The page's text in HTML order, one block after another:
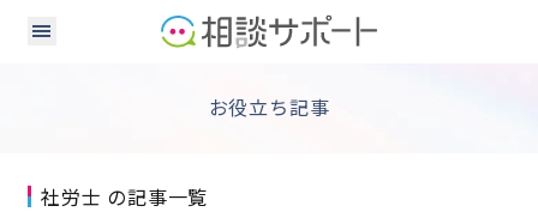
お役立ち記事
社労士 の記事一覧